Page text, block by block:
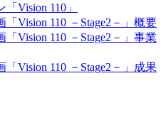
Vision 110」
Vision 110 －Stage2－」概要
Vision 110 －Stage2－」事業
Vision 110 －Stage2－」成果